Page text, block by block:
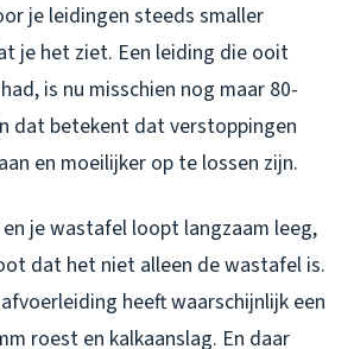
je leidingen steeds smaller
je het ziet. Een leiding die ooit
is nu misschien nog maar 80-
dat betekent dat verstoppingen
en moeilijker op te lossen zijn.
je wastafel loopt langzaam leeg,
dat het niet alleen de wastafel is.
heeft waarschijnlijk een
roest en kalkaanslag. En daar